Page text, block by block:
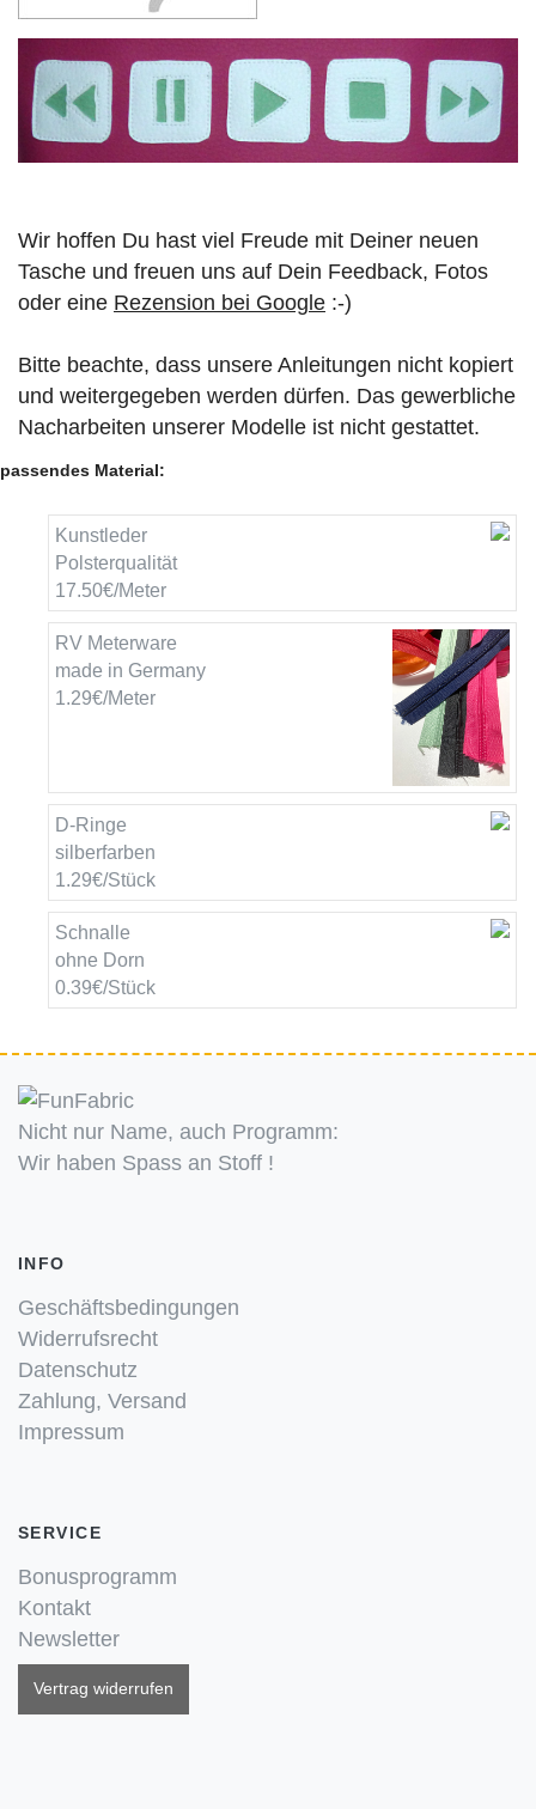
Wir hoffen Du hast viel Freude mit Deiner neuen
Tasche und freuen uns auf Dein Feedback, Fotos
oder eine Rezension bei Google :-)
Bitte beachte, dass unsere Anleitungen nicht kopiert
und weitergegeben werden dürfen. Das gewerbliche
Nacharbeiten unserer Modelle ist nicht gestattet.
passendes Material:
Kunstleder
Polsterqualität
17.50€/Meter
RV Meterware
made in Germany
1.29€/Meter
D-Ringe
silberfarben
1.29€/Stück
Schnalle
ohne Dorn
0.39€/Stück
Nicht nur Name, auch Programm:
Wir haben Spass an Stoff !
INFO
Geschäftsbedingungen
Widerrufsrecht
Datenschutz
Zahlung, Versand
Impressum
SERVICE
Bonusprogramm
Kontakt
Newsletter
Vertrag widerrufen